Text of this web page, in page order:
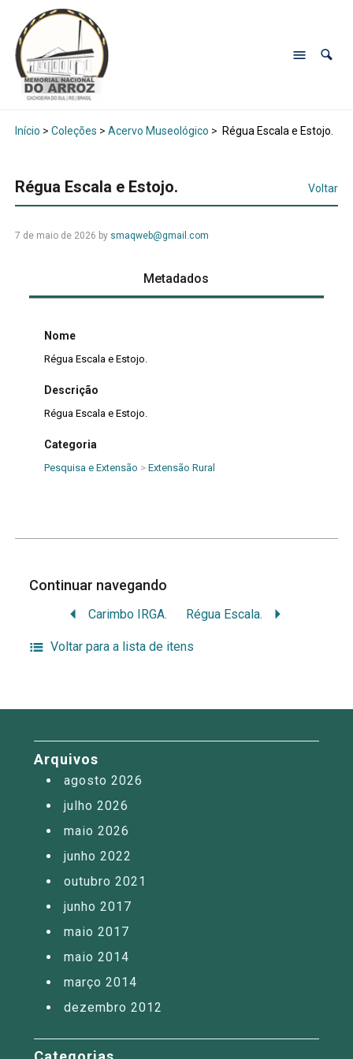
Início > Coleções > Acervo Museológico > Régua Escala e Estojo.
Régua Escala e Estojo. Voltar
7 de maio de 2026 by smaqweb@gmail.com
Metadados
Nome
Régua Escala e Estojo.
Descrição
Régua Escala e Estojo.
Categoria
Pesquisa e Extensão > Extensão Rural
Continuar navegando
Carimbo IRGA. Régua Escala.
Voltar para a lista de itens
Arquivos
agosto 2026
julho 2026
maio 2026
junho 2022
outubro 2021
junho 2017
maio 2017
maio 2014
março 2014
dezembro 2012